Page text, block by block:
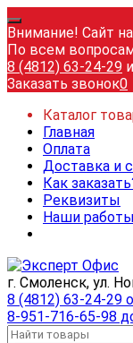
Внимание! Сайт
По всем
8 (4812) 63-24-29
Заказать звонок0
Каталог
Главная
Оплата
Доставка и
Как
Реквизиты
Наши работы
г. Смоленск, ул.
8 (4812) 63-24-29
8-951-716-65-98